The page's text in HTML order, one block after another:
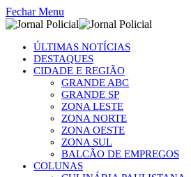
Fechar Menu
ÚLTIMAS NOTÍCIAS
DESTAQUES
CIDADE E REGIÃO
GRANDE ABC
GRANDE SP
ZONA LESTE
ZONA NORTE
ZONA OESTE
ZONA SUL
BALCÃO DE EMPREGOS
COLUNAS